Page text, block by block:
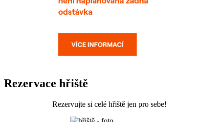
Rezervace hřiště
Rezervujte si celé hřiště jen pro sebe!